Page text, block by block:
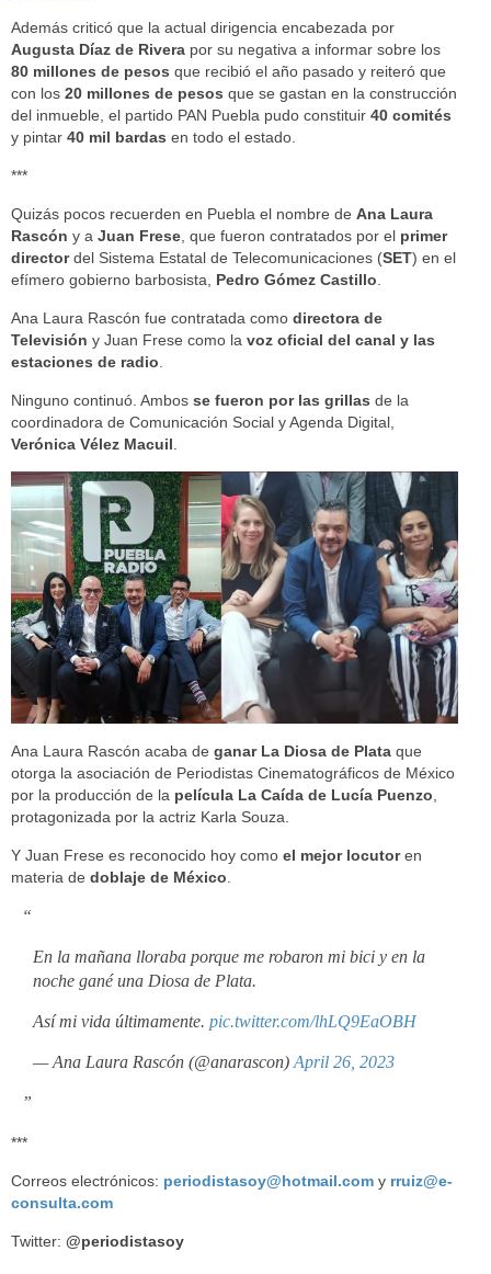
Además criticó que la actual dirigencia encabezada por
Augusta Díaz de Rivera por su negativa a informar sobre los
80 millones de pesos que recibió el año pasado y reiteró que
con los 20 millones de pesos que se gastan en la construcción
del inmueble, el partido PAN Puebla pudo constituir 40 comités
y pintar 40 mil bardas en todo el estado.
***
Quizás pocos recuerden en Puebla el nombre de Ana Laura
Rascón y a Juan Frese, que fueron contratados por el primer
directordel Sistema Estatal de Telecomunicaciones (SET) en el
efímero gobierno barbosista, Pedro Gómez Castillo.
Ana Laura Rascón fue contratada como directora de
Televisión y Juan Frese como la voz oficial del canal y las
estaciones de radio.
Ninguno continuó. Ambos se fueron por las grillas de la
coordinadora de Comunicación Social y Agenda Digital,
Verónica Vélez Macuil.
Ana Laura Rascón acaba de ganar La Diosa de Plata que
otorga la asociación de Periodistas Cinematográficos de México
por la producción de la película La Caída de Lucía Puenzo,
protagonizada por la actriz Karla Souza.
Y Juan Frese es reconocido hoy como el mejor locutoren
materia de doblaje de México.
En la mañana lloraba porque me robaron mi bici y en la
noche gané una Diosa de Plata.
Así mi vida últimamente. pic.twitter.com/lhLQ9EaOBH
— Ana Laura Rascón (@anarascon)April 26, 2023
***
Correos electrónicos: periodistasoy@hotmail.com y rruiz@e-
consulta.com
Twitter: @periodistasoy